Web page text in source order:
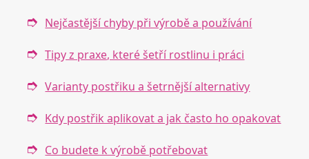
Nejčastější chyby při výrobě a používání
Tipy z praxe, které šetří rostlinu i práci
Varianty postřiku a šetrnější alternativy
Kdy postřik aplikovat a jak často ho opakovat
Co budete k výrobě potřebovat